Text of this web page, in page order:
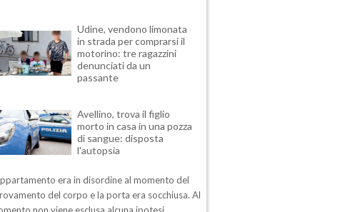
Udine, vendono limonata
in strada per comprarsi il
motorino: tre ragazzini
denunciati da un
passante
Avellino, trova il figlio
morto in casa in una pozza
di sangue: disposta
l'autopsia
era in disordine al momento del
del corpo e la porta era socchiusa. Al